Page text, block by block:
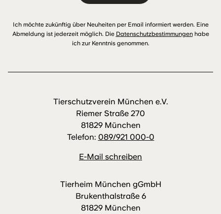
Tierschutzverein München e.V.
Riemer Straße 270
81829 München
Telefon: 089/921 000-0
E-Mail schreiben
Tierheim München gGmbH
Brukenthalstraße 6
81829 München
Ich möchte zukünftig über Neuheiten per Email informiert werden. Eine
Abmeldung ist jederzeit möglich. Die Datenschutzbestimmungenhabe
ich zur Kenntnis genommen.